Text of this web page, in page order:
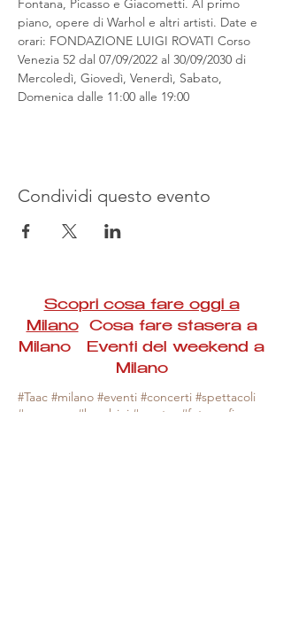
Fontana, Picasso e Giacometti. Al primo
piano, opere di Warhol e altri artisti. Date e
orari: FONDAZIONE LUIGI ROVATI Corso
Venezia 52 dal 07/09/2022 al 30/09/2030 di
Mercoledì, Giovedì, Venerdì, Sabato,
Domenica dalle 11:00 alle 19:00
Condividi questo evento
Scopri cosa fare oggi a
MilanoCosa fare stasera a
Milano Eventi del weekend a
Milano
#Taac #milano #eventi #concerti #spettacoli
#rassegne #bambini #mostre #fotografia